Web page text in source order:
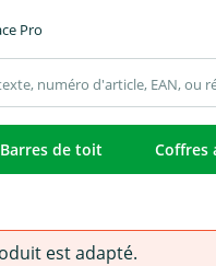
Pro
Barres de toit Coffres
est adapté.